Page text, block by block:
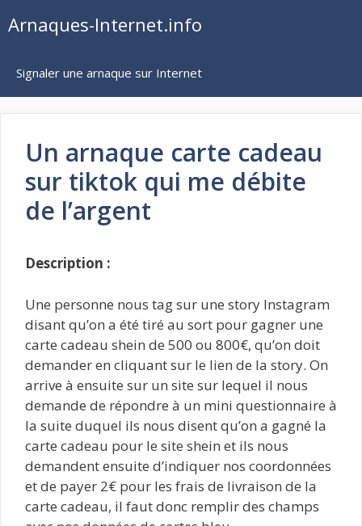
auArnaques-Internet.info
Signaler une arnaque sur Internet
Un arnaque carte cadeau
sur tiktok qui me débite
de l’argent
Description :
Une personne nous tag sur une story Instagram
disant qu’on a été tiré au sort pour gagner une
carte cadeau shein de 500 ou 800€, qu’on doit
demander en cliquant sur le lien de la story. On
arrive à ensuite sur un site sur lequel il nous
demande de répondre à un mini questionnaire à
la suite duquel ils nous disent qu’on a gagné la
carte cadeau pour le site shein et ils nous
demandent ensuite d’indiquer nos coordonnées
et de payer 2€ pour les frais de livraison de la
carte cadeau, il faut donc remplir des champs